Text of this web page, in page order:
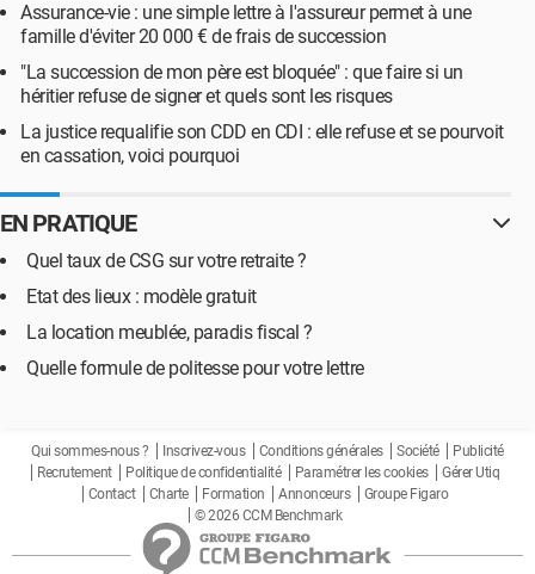
Assurance-vie : une simple lettre à l'assureur permet à une
famille d'éviter 20 000 € de frais de succession
"La succession de mon père est bloquée" : que faire si un
héritier refuse de signer et quels sont les risques
La justice requalifie son CDD en CDI : elle refuse et se pourvoit
en cassation, voici pourquoi
EN PRATIQUE
Quel taux de CSG sur votre retraite ?
Etat des lieux : modèle gratuit
La location meublée, paradis fiscal ?
Quelle formule de politesse pour votre lettre
Qui sommes-nous ? Inscrivez-vous Conditions générales Société
Publicité
Recrutement
Politique de confidentialité Paramétrer les cookies
Gérer Utiq
Contact
Charte Formation Annonceurs
Groupe Figaro
© 2026 CCM Benchmark